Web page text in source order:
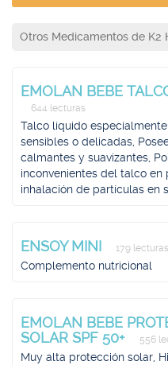
Otros Medicamentos de K2
EMOLAN BEBE
644 lecturas
Talco líquido
sensibles o delicadas,
calmantes y suavizantes,
inconvenientes del talco en
inhalación de partículas en
ENSOY MINI 179 lecturas
Complemento nutricional
EMOLAN BEBE
SOLAR SPF 50+
556
Muy alta protección solar,